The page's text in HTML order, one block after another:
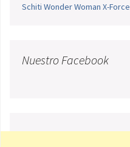
Schiti Wonder Woman X-Force
Nuestro Facebook